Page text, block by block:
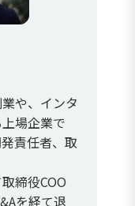
や、インタ
場企業で
責任者、取
締役COO
を経て退